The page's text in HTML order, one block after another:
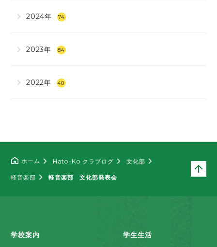
2024年 74
2023年 84
2022年 40
ホーム Hato-Ko クラブログ
文化部
軽音楽部
軽音楽部 文化部発表会
学校案内 学生生活